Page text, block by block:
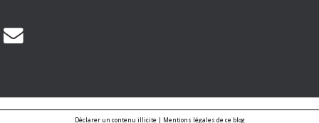
Déclarer un contenu illicite| Mentions légales de ce blog